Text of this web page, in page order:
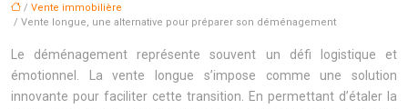
/ Vente immobilière
/ Vente longue, une alternative pour préparer son déménagement
Le déménagement représente souvent un défi logistique et
émotionnel. La vente longue s’impose comme une solution
innovante pour faciliter cette transition. En permettant d’étaler la